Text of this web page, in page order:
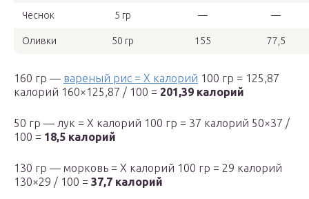
Чеснок 5 гр — —
Оливки 50 гр 155 77,5
160 гр — вареный рис = Х калорий 100 гр = 125,87
калорий 160×125,87 / 100 = 201,39 калорий
50 гр — лук = Х калорий 100 гр = 37 калорий 50×37 /
100 = 18,5 калорий
130 гр — морковь = Х калорий 100 гр = 29 калорий
130×29 / 100 = 37,7 калорий